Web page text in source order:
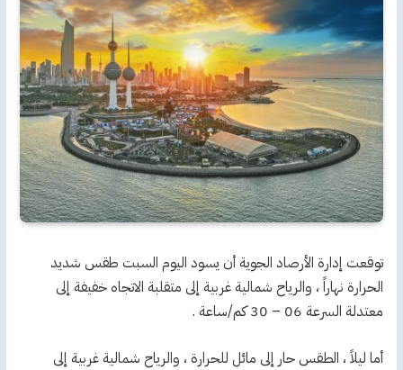
توقعت إدارة الأرصاد الجوية أن يسود اليوم السبت طقس شديد
الحرارة نهاراً ، والرياح شمالية غربية إلى متقلبة الاتجاه خفيفة إلى
معتدلة السرعة 06 – 30 كم/ساعة .
أما ليلاً ، الطقس حار إلى مائل للحرارة ، والرياح شمالية غربية إلى